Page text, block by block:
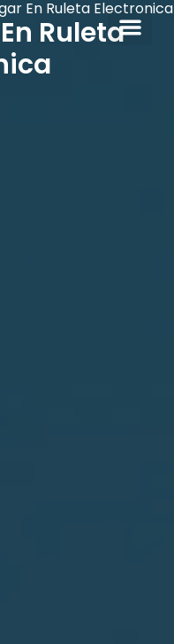
En Ruleta Electronica
Ruleta